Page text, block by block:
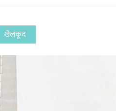
खेलकूद